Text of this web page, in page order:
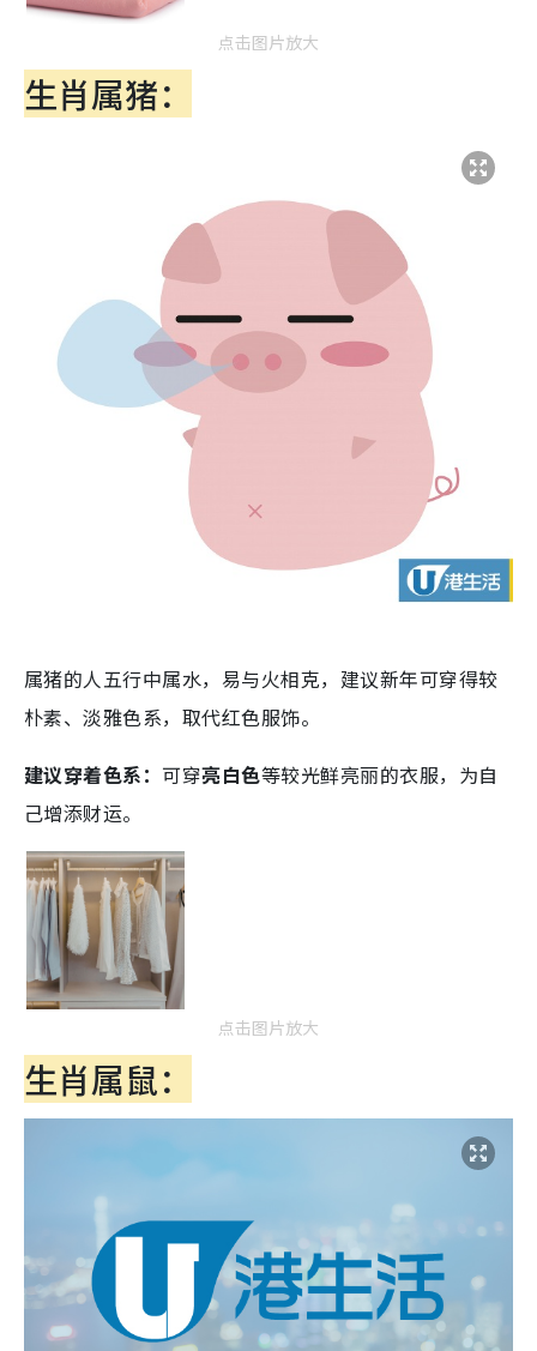
点击图片放大
生肖属猪：
属猪的人五行中属水，易与火相克，建议新年可穿得较
朴素、淡雅色系，取代红色服饰。
建议穿着色系： 可穿亮白色等较光鲜亮丽的衣服，为自
己增添财运。
点击图片放大
生肖属鼠：